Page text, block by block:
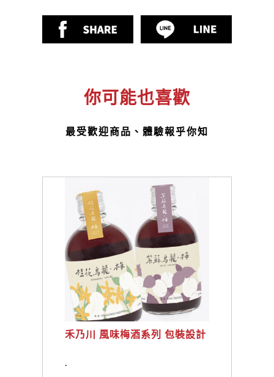
你可能也喜歡
最受歡迎商品、體驗報乎你知
禾乃川 風味梅酒系列 包裝設計
.